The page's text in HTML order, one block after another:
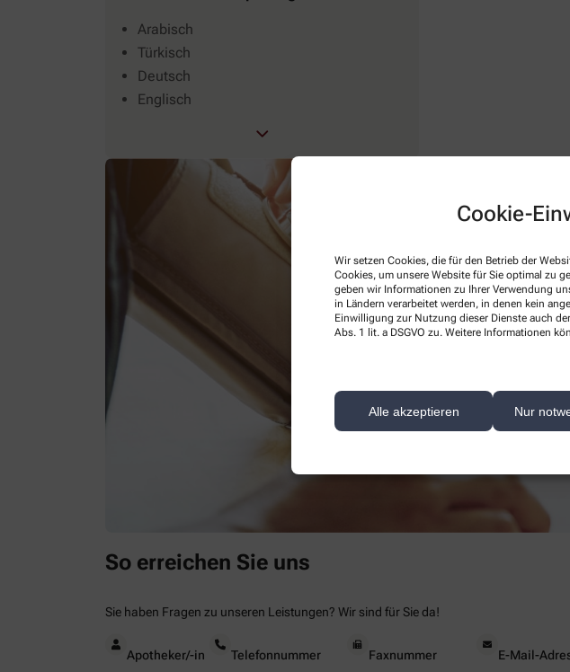
Cookie-
Wir setzen Cookies, die für den Betrieb der
Cookies, um unsere Website für Sie optimal zu
geben wir Informationen zu Ihrer Verwendung
in Ländern verarbeitet werden, in denen kein
Einwilligung zur Nutzung dieser Dienste auch
Abs. 1 lit. a DSGVO zu. Weitere Informationen
Alle akzeptieren Nur
Arabisch
Türkisch
Deutsch
Englisch
So erreichen Sie uns
Sie haben Fragen zu unseren Leistungen? Wir sind für Sie da!
Apotheker/-in Telefonnummer Faxnummer E-Mail-